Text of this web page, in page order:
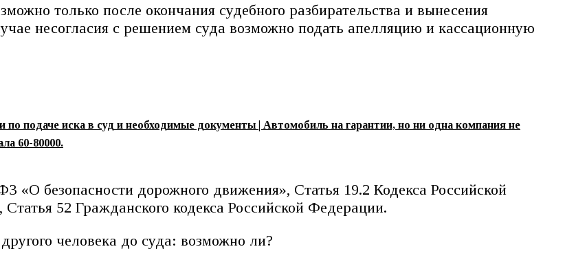
только после окончания судебного разбирательства и вынесения
несогласия с решением суда возможно подать апелляцию и кассационную
подаче иска в суд и необходимые документы | Автомобиль на гарантии, но ни одна компания не
60-80000.
«О безопасности дорожного движения», Статья 19.2 Кодекса Российской
52 Гражданского кодекса Российской Федерации.
человека до суда: возможно ли?